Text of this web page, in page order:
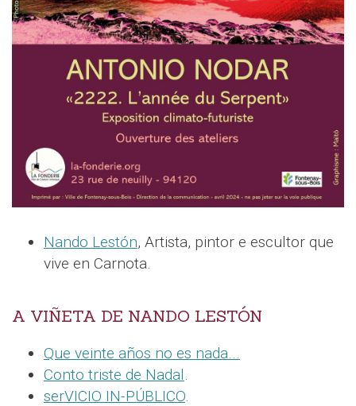
Nando Lestón, Artista, pintor e escultor que
vive en Carnota.
A VIÑETA DE NANDO LESTÓN
Que veinte años no es nada...
Conto triste de Nadal.
serVICIO IN-PÚBLICO.